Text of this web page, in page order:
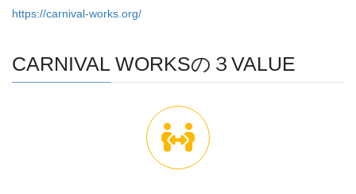
https://carnival-works.org/
CARNIVAL WORKSの３VALUE